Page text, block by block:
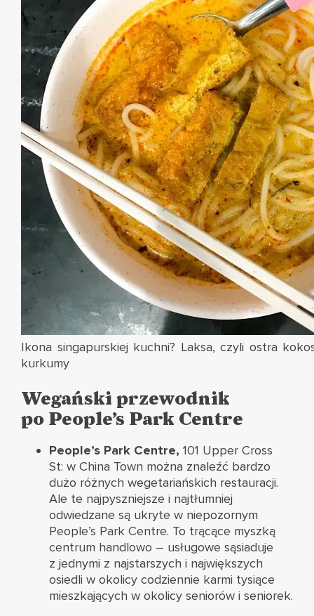
Ikona singapurskiej kuchni? Laksa, czyli ostra
kurkumy
Wegański przewodnik
po People’s Park Centre
People’s Park Centre, 101 Upper Cross
St: w China Town można znaleźć bardzo
dużo różnych wegetariańskich restauracji.
Ale te najpyszniejsze i najtłumniej
odwiedzane są ukryte w niepozornym
People’s Park Centre. To trącące myszką
centrum handlowo – usługowe sąsiaduje
z jednymi z najstarszych i największych
osiedli w okolicy codziennie karmi tysiące
mieszkających w okolicy seniorów i seniorek.